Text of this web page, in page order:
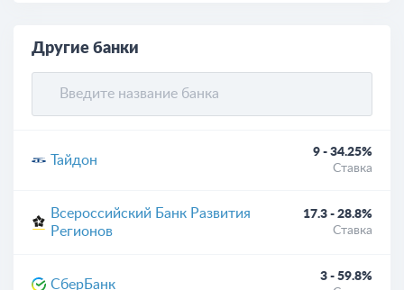
Другие банки
Тайдон
9 - 34.25%
Ставка
Всероссийский Банк Развития
Регионов
17.3 - 28.8%
Ставка
СберБанк
3 - 59.8%